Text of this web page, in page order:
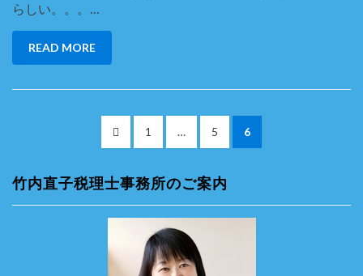
らしい。。。…
READ MORE
の
ペ
PREVIOUS
PAGE
PAGE
1 … PAGE
5 PAGE
6
竹内直子税理士事務所のご案内